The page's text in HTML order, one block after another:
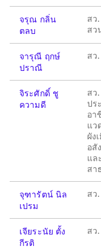
จรุณ กลิ่น
ตลบ
สว
สว
จารุณี ฤกษ์
ปราณี
สว
จิระศักดิ์ ชู
ความดี
สว
ปร
อา
แว
ผัง
อสั
และ
สา
จุฑารัตน์ นิล
เปรม
สว
เจียระนัย ตั้ง
กีรติ
สว